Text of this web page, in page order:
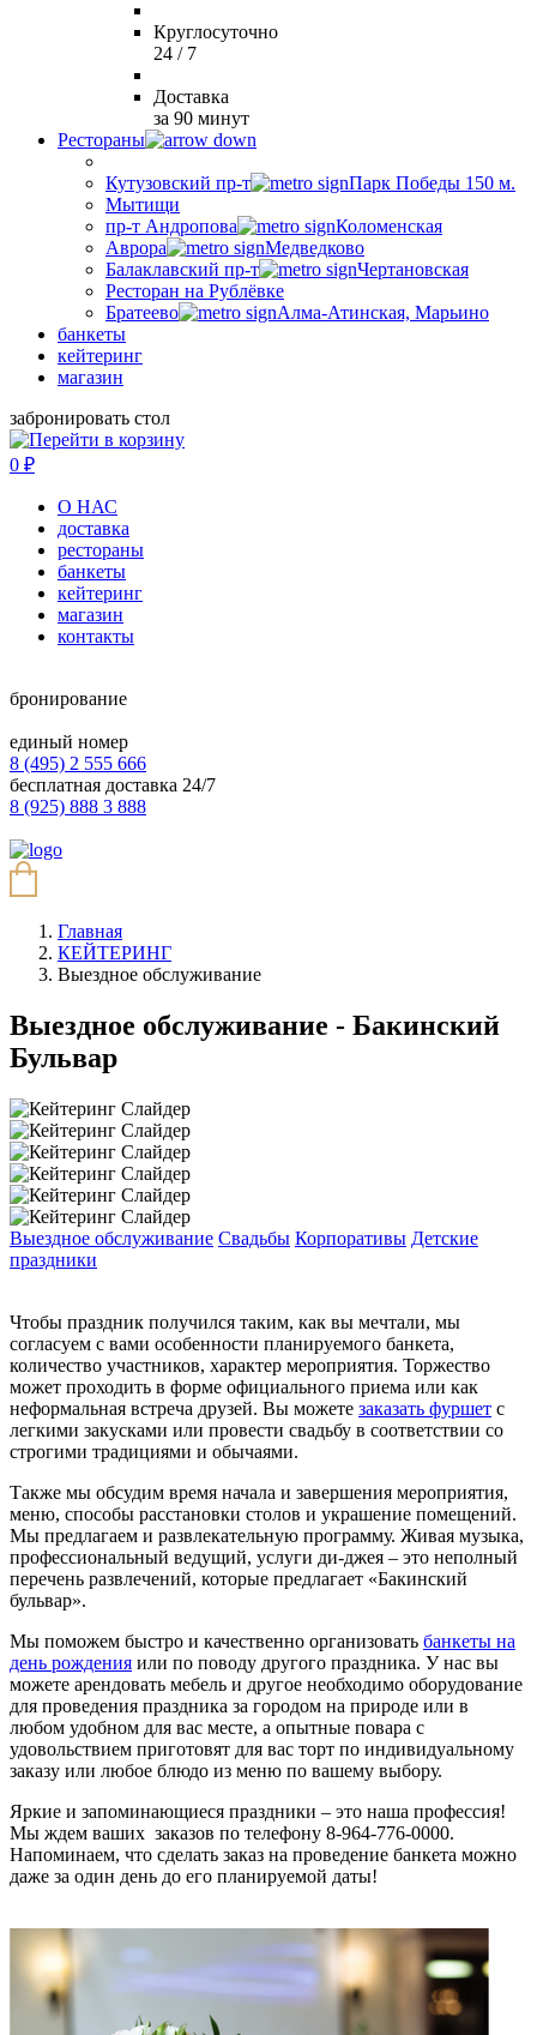
Круглосуточно
24 / 7
Доставка
за 90 минут
Рестораны
Кутузовский пр-т
Парк Победы 150 м.
Мытищи
пр-т Андропова
Коломенская
Аврора
Медведково
Балаклавский пр-т
Чертановская
Ресторан на Рублёвке
Братеево
Алма-Атинская, Марьино
банкеты
кейтеринг
магазин
забронировать стол
0 ₽
О НАС
доставка
рестораны
банкеты
кейтеринг
магазин
контакты
бронирование
единый номер
8 (495) 2 555 666
бесплатная доставка 24/7
8 (925) 888 3 888
Главная
КЕЙТЕРИНГ
Выездное обслуживание
Выездное обслуживание - Бакинский
Бульвар
Выездное обслуживание Свадьбы Корпоративы Детские
праздники
Чтобы праздник получился таким, как вы мечтали, мы
согласуем с вами особенности планируемого банкета,
количество участников, характер мероприятия. Торжество
может проходить в форме официального приема или как
неформальная встреча друзей. Вы можете заказать фуршет с
легкими закусками или провести свадьбу в соответствии со
строгими традициями и обычаями.
Также мы обсудим время начала и завершения мероприятия,
меню, способы расстановки столов и украшение помещений.
Мы предлагаем и развлекательную программу. Живая музыка,
профессиональный ведущий, услуги ди-джея – это неполный
перечень развлечений, которые предлагает «Бакинский
бульвар».
Мы поможем быстро и качественно организовать банкеты на
день рождения или по поводу другого праздника. У нас вы
можете арендовать мебель и другое необходимо оборудование
для проведения праздника за городом на природе или в
любом удобном для вас месте, а опытные повара с
удовольствием приготовят для вас торт по индивидуальному
заказу или любое блюдо из меню по вашему выбору.
Яркие и запоминающиеся праздники – это наша профессия!
Мы ждем ваших заказов по телефону 8-964-776-0000.
Напоминаем, что сделать заказ на проведение банкета можно
даже за один день до его планируемой даты!